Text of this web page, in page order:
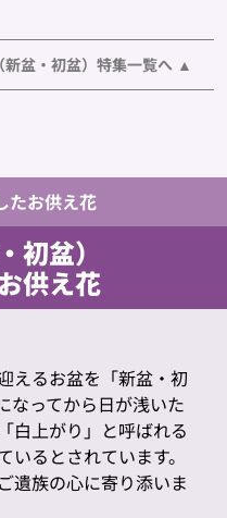
新盆・初盆）特集一覧へ
たお供え花
初盆）
供え花
えるお盆を「新盆・初
なってから日が浅いた
白上がり」と呼ばれる
るとされています。
遺族の心に寄り添いま